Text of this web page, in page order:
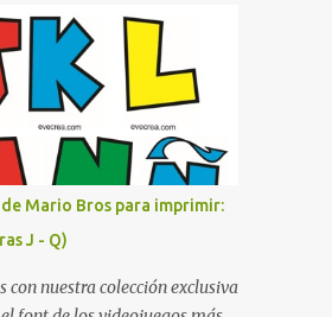
la institución por primera
la biblioteca, la dirección o un
puede resultar c...
Este set de letras está
transformar cualquier
aventura, utilizando la
y robusta que los fans han
décadas. En esta primera
nos presenta:
Un diseño de bloques con
gruesos que resaltan sobre
Paleta de Colores: Una
que alterna entre el rojo
de Luigi, y los tonos azul y
Mario Bros para imprimir:
J - Q)
con nuestra colección exclusiva